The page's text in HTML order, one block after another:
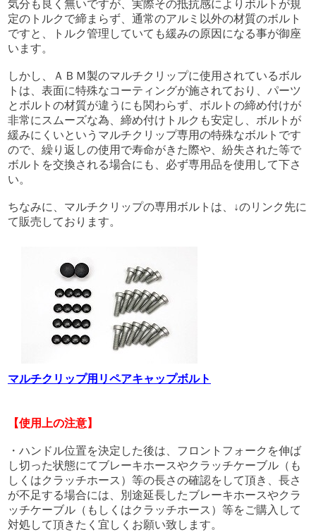
気分も良く無いですが、実際その抵抗感によりボルトが規
定のトルクで締まらず、通常のアルミ以外の材質のボルト
ですと、トルク管理していても緩みの原因になる事が御座
います。
しかし、ＡＢＭ製のマルチクリップに使用されているボル
トは、表面に特殊なコーティングが施されており、パーツ
とボルトの材質が違うにも関わらず、ボルトの締め付けが
非常にスムーズな為、締め付けトルクも安定し、ボルトが
緩みにくいというマルチクリップ専用の特殊なボルトです
ので、繰り返しの使用で寿命がきた際や、紛失された等で
ボルトを交換される場合にも、必ず専用品を使用して下さ
い。
ちなみに、マルチクリップの専用ボルトは、↓のリンク先に
て販売しております。
マルチクリップ用リペアキャップボルト
【使用上の注意】
・ハンドル位置を決定した後は、フロントフォークを伸ば
し切った状態にてブレーキホースやクラッチケーブル（も
しくはクラッチホース）等の長さの確認をして頂き、長さ
が不足する場合には、別途延長したブレーキホースやクラ
ッチケーブル（もしくはクラッチホース）等をご購入して
対処して頂きたく宜しくお願い致します。